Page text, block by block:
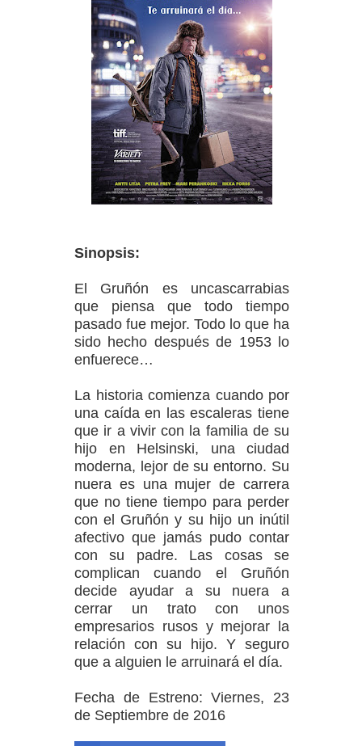
Sinopsis:
El Gruñón es uncascarrabias
que piensa que todo tiempo
pasado fue mejor. Todo lo que ha
sido hecho después de 1953 lo
enfuerece…
La historia comienza cuando por
una caída en las escaleras tiene
que ir a vivir con la familia de su
hijo en Helsinski, una ciudad
moderna, lejor de su entorno. Su
nuera es una mujer de carrera
que no tiene tiempo para perder
con el Gruñón y su hijo un inútil
afectivo que jamás pudo contar
con su padre. Las cosas se
complican cuando el Gruñón
decide ayudar a su nuera a
cerrar un trato con unos
empresarios rusos y mejorar la
relación con su hijo. Y seguro
que a alguien le arruinará el día.
Fecha de Estreno: Viernes, 23
de Septiembre de 2016